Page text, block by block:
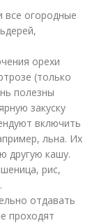
все огородные
орехи
(только
полезны
закуску
включить
льна. Их
другую кашу.
рис,
отдавать
проходят